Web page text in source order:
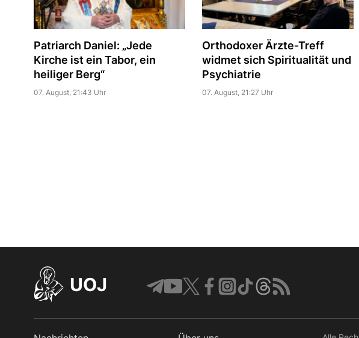
Patriarch Daniel: „Jede
Kirche ist ein Tabor, ein
heiliger Berg“
07. August, 21:43 Uhr
Orthodoxer Ärzte-Treff
widmet sich Spiritualität und
Psychiatrie
07. August, 21:27 Uhr
UOJ